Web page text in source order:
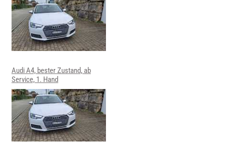
Audi A4, bester Zustand, ab
Service, 1. Hand